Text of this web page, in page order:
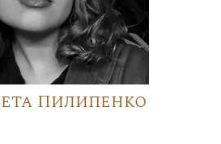
Пилипенко